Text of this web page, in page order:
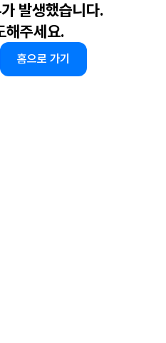
발생했습니다.
해주세요.
홈으로 가기